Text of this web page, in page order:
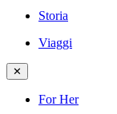
Storia
Viaggi
✕
For Her